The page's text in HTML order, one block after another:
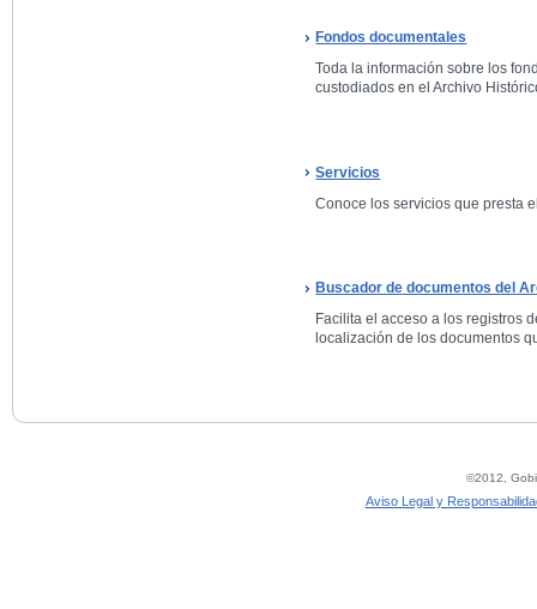
Fondos documentales
Toda la información sobre los
custodiados en el Archivo
Servicios
Conoce los servicios que presta
Buscador de documentos del
Facilita el acceso a los registros
localización de los documentos
©2012,
Aviso Legal y